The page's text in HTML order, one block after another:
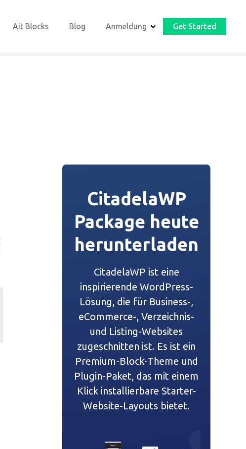
Ait Blocks Blog Anmeldung Get Started
CitadelaWP
Package heute
herunterladen
CitadelaWP ist eine
inspirierende WordPress-
Lösung, die für Business-,
eCommerce-, Verzeichnis-
und Listing-Websites
zugeschnitten ist. Es ist ein
Premium-Block-Theme und
Plugin-Paket, das mit einem
Klick installierbare Starter-
Website-Layouts bietet.